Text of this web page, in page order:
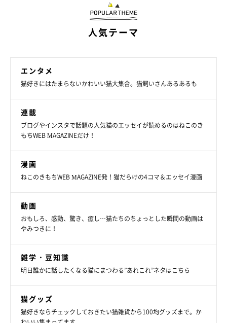
人気テーマ
エンタメ
猫好きにはたまらないかわいい猫大集合。猫飼いさんあるあるも
連載
ブログやインスタで話題の人気猫のエッセイが読めるのはねこのき
もちWEB MAGAZINEだけ！
漫画
ねこのきもちWEB MAGAZINE発！猫だらけの4コマ＆エッセイ漫画
動画
おもしろ、感動、驚き、癒し…猫たちのちょっとした瞬間の動画は
やみつきに！
雑学・豆知識
明日誰かに話したくなる猫にまつわる”あれこれ”ネタはこちら
猫グッズ
猫好きならチェックしておきたい猫雑貨から100均グッズまで。か